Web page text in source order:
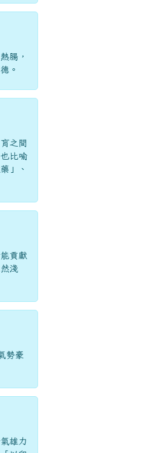
腸，
。
之間
比喻
」、
貢獻
淺
勢豪
雄力